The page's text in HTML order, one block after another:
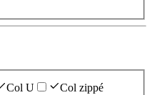
Col U Col zippé